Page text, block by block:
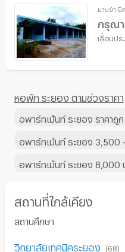
มาบข่า นิ
กรุณา
หอพัก ระยอง ตามช่วงราคา
อพาร์ทเม้นท์ ระยอง ราคาถูก
อพาร์ทเม้นท์ ระยอง 3,500
อพาร์ทเม้นท์ ระยอง 8,000
สถานที่ใกล้เคียง
สถานศึกษา
วิทยาลัยเทคนิคระยอง (68)